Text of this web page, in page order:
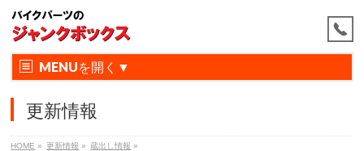
MENU
更新情報
HOME » 更新情報 » 蔵出し情報 »